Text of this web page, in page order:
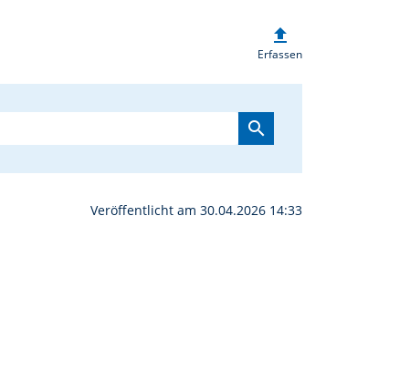
St. Michael
upload
Erfassen
search
Veröffentlicht am 30.04.2026 14:33